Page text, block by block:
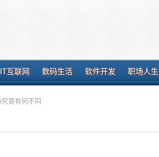
IT互联网 数码生活 软件开发 职场人生
竟有何不同